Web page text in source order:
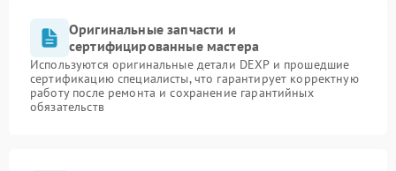
Оригинальные запчасти и
сертифицированные мастера
Используются оригинальные детали DEXP и прошедшие
сертификацию специалисты, что гарантирует корректную
работу после ремонта и сохранение гарантийных
обязательств